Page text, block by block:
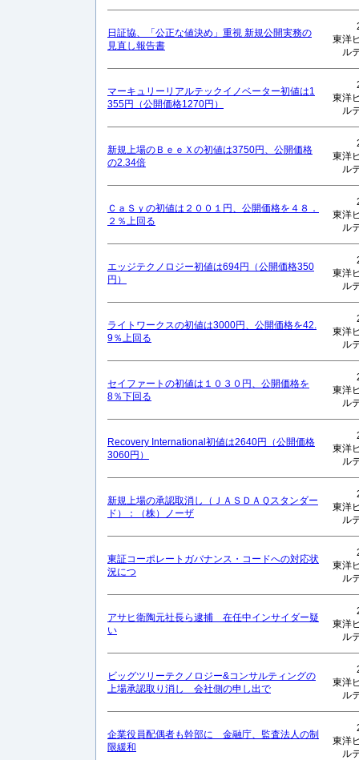
日証協、「公正な値決め」重視 新規公開実務の
見直し報告書
東洋
ル
マーキュリーリアルテックイノベーター初値は1
355円（公開価格1270円）
東洋
ル
新規上場のＢｅｅＸの初値は3750円、公開価格
の2.34倍
東洋
ル
ＣａＳｙの初値は２００１円、公開価格を４８．
２％上回る
東洋
ル
エッジテクノロジー初値は694円（公開価格350
円）
東洋
ル
ライトワークスの初値は3000円、公開価格を42.
9％上回る
東洋
ル
セイファートの初値は１０３０円、公開価格を
8％下回る
東洋
ル
Recovery International初値は2640円（公開価格
3060円）
東洋
ル
新規上場の承認取消し（ＪＡＳＤＡＱスタンダー
ド）：（株）ノーザ
東洋
ル
東証コーポレートガバナンス・コードへの対応状
況につ
東洋
ル
アサヒ衛陶元社長ら逮捕 在任中インサイダー疑
い
東洋
ル
ビッグツリーテクノロジー&コンサルティングの
上場承認取り消し 会社側の申し出で
東洋
ル
企業役員配偶者も幹部に 金融庁、監査法人の制
限緩和
東洋
ル